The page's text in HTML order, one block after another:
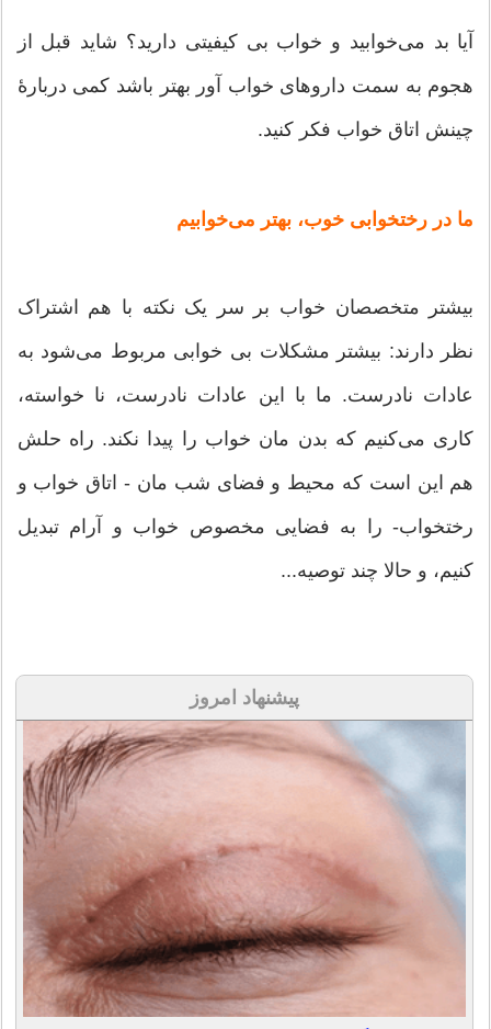
آیا بد می‌خوابید و خواب بی کیفیتی دارید؟ شاید قبل از
هجوم به سمت داروهای خواب آور بهتر باشد کمی دربارۀ
چینش اتاق خواب فکر کنید.
ما در رختخوابی خوب، بهتر می‌خوابیم
بیشتر متخصصان خواب بر سر یک نکته با هم اشتراک
نظر دارند: بیشتر مشکلات بی‌ خوابی مربوط می‌شود به
عادات نادرست. ما با این عادات نادرست، نا خواسته،
کاری می‌کنیم که بدن مان خواب را پیدا نکند. راه حلش
هم این است که محیط و فضای شب مان - اتاق خواب و
رختخواب- را به فضایی مخصوص خواب و آرام تبدیل
کنیم، و حالا چند توصیه...
پیشنهاد امروز